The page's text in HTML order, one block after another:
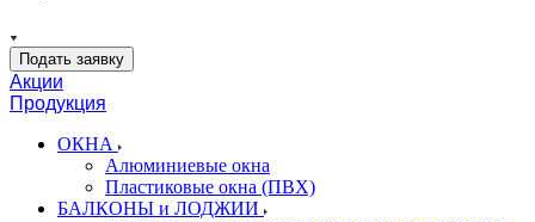
Подать заявку
Акции
Продукция
ОКНА
Алюминиевые окна
Пластиковые окна (ПВХ)
БАЛКОНЫ и ЛОДЖИИ